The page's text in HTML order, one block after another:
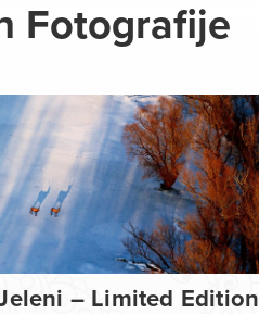
Fotografije
– Limited Edition